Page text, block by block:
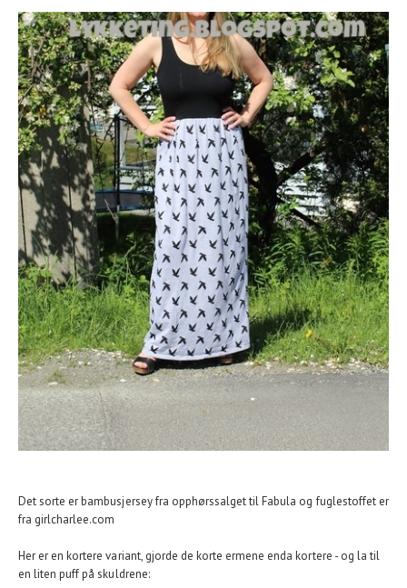
Det sorte er bambusjersey fra opphørssalget til Fabula og fuglestoffet er
fra girlcharlee.com
Her er en kortere variant, gjorde de korte ermene enda kortere - og la til
en liten puff på skuldrene: